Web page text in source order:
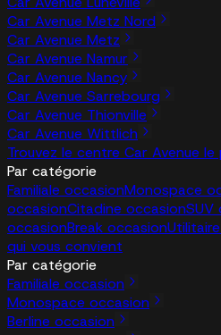
Car Avenue Metz Nord
Car Avenue Metz
Car Avenue Namur
Car Avenue Nancy
Car Avenue Sarrebourg
Car Avenue Thionville
Car Avenue Wittlich
Trouvez le centre Car Avenue
Par catégorie
Familiale occasionMonospace
occasionCitadine occasionSUV
occasionBreak occasion
qui vous convient
Par catégorie
Familiale occasion
Monospace occasion
Berline occasion